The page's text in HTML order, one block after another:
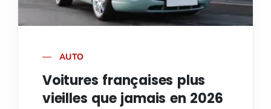
AUTO
Voitures françaises plus
vieilles que jamais en 2026